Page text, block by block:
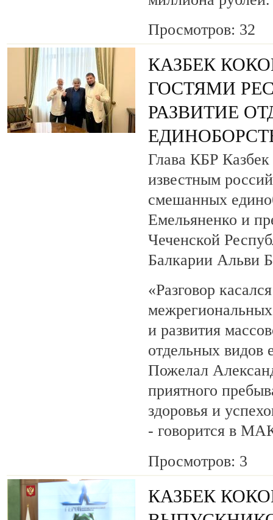
Просмотров: 32
КАЗБЕК
ГОСТЯМИ
РАЗВИТИЕ
Глава КБР Казбек
известным
смешанных
Емельяненко и
Чеченской
Балкарии Альви
«Разговор
и развития
отдельных видов
Пожелал
приятного
здоровья и
- говорится в
Просмотров: 3
КАЗБЕК